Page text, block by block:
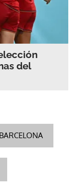
del